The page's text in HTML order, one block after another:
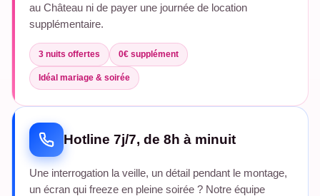
au Château ni de payer une journée de location
supplémentaire.
3 nuits offertes 0€ supplément
Idéal mariage & soirée
Hotline 7j/7, de 8h à minuit
Une interrogation la veille, un détail pendant le montage,
un écran qui freeze en pleine soirée ? Notre équipe